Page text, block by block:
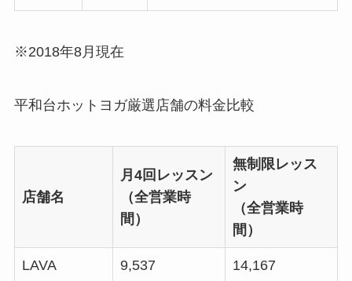
※2018年8月現在
平和台ホットヨガ厳選店舗の料金比較
店舗名
月4回レッスン
（全営業時
間）
無制限レッス
ン
（全営業時
間）
LAVA 9,537 14,167